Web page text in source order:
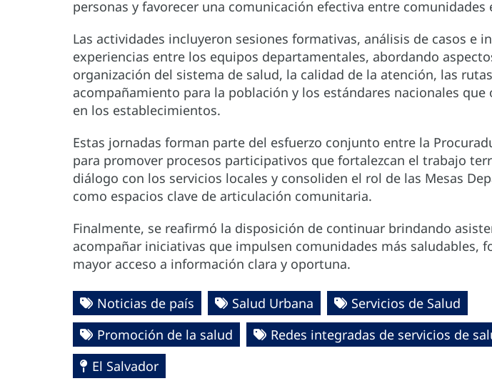
personas y favorecer una comunicación efectiva entre comunidades
Las actividades incluyeron sesiones formativas, análisis de casos e
experiencias entre los equipos departamentales, abordando
organización del sistema de salud, la calidad de la atención, las
acompañamiento para la población y los estándares nacionales
en los establecimientos.
Estas jornadas forman parte del esfuerzo conjunto entre la
para promover procesos participativos que fortalezcan el trabajo
diálogo con los servicios locales y consoliden el rol de las Mesas
como espacios clave de articulación comunitaria.
Finalmente, se reafirmó la disposición de continuar brindando
acompañar iniciativas que impulsen comunidades más saludables,
mayor acceso a información clara y oportuna.
Noticias de país Salud Urbana
Servicios de Salud
Promoción de la salud
Redes integradas de servicios de
El Salvador